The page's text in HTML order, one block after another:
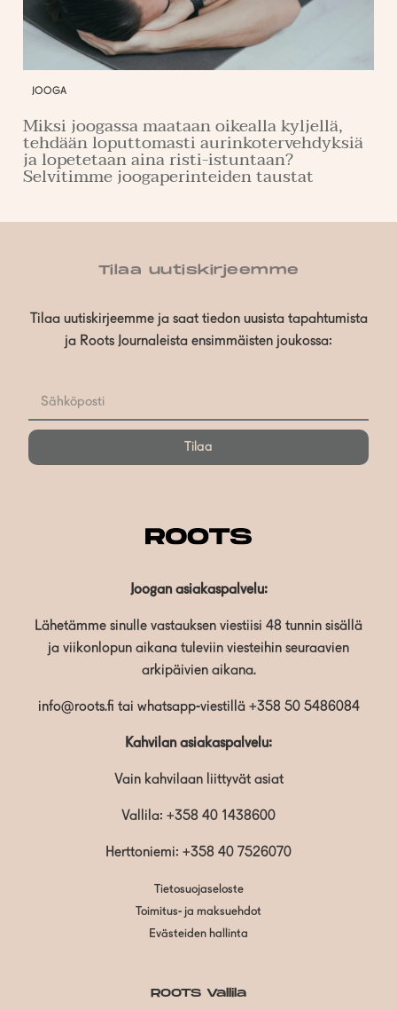
JOOGA
Miksi joogassa maataan oikealla kyljellä,
tehdään loputtomasti aurinkotervehdyksiä
ja lopetetaan aina risti-istuntaan?
Selvitimme joogaperinteiden taustat
Tilaa uutiskirjeemme
Tilaa uutiskirjeemme ja saat tiedon uusista tapahtumista
ja Roots Journaleista ensimmäisten joukossa:
Tilaa
Joogan asiakaspalvelu:
Lähetämme sinulle vastauksen viestiisi 48 tunnin sisällä
ja viikonlopun aikana tuleviin viesteihin seuraavien
arkipäivien aikana.
info@roots.fi tai whatsapp-viestillä +358 50 5486084
Kahvilan asiakaspalvelu:
Vain kahvilaan liittyvät asiat
Vallila: +358 40 1438600
Herttoniemi: +358 40 7526070
Tietosuojaseloste
Toimitus- ja maksuehdot
Evästeiden hallinta
ROOTS Vallila